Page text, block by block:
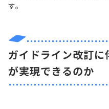
す。
ガイドライン改訂
が実現できるのか